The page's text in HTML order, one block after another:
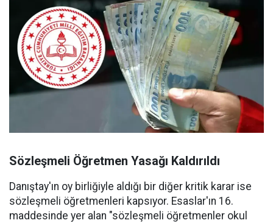
Sözleşmeli Öğretmen Yasağı Kaldırıldı
Danıştay'ın oy birliğiyle aldığı bir diğer kritik karar ise
sözleşmeli öğretmenleri kapsıyor. Esaslar'ın 16.
maddesinde yer alan "sözleşmeli öğretmenler okul